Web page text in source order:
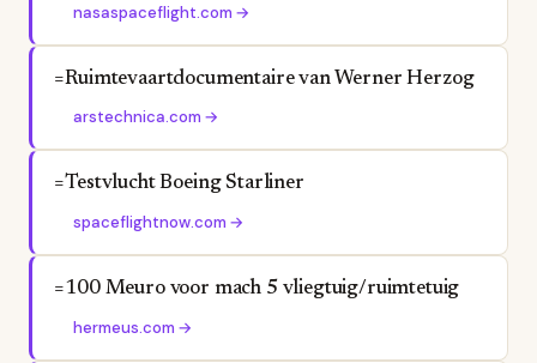
nasaspaceflight.com →
=Ruimtevaartdocumentaire van Werner Herzog
arstechnica.com →
=Testvlucht Boeing Starliner
spaceflightnow.com →
=100 Meuro voor mach 5 vliegtuig/ruimtetuig
hermeus.com →